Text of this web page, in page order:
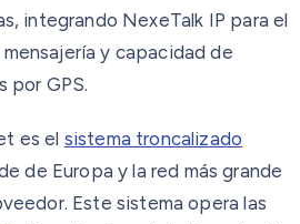
integrando NexeTalk IP para el
y capacidad de
por GPS.
es el sistema troncalizado
de Europa y la red más grande
Este sistema opera las